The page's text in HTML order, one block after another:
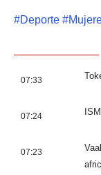
#Deporte #
07:33
07:24
07:23